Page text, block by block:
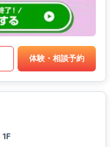
体験・相談予約